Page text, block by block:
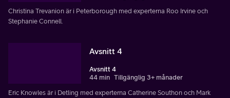
Christina Trevanion är i Peterborough med experterna Roo Irvine och
Stephanie Connell.
Avsnitt 4
Avsnitt 4
44 min Tillgänglig 3+ månader
Eric Knowles är i Detling med experterna Catherine Southon och Mark